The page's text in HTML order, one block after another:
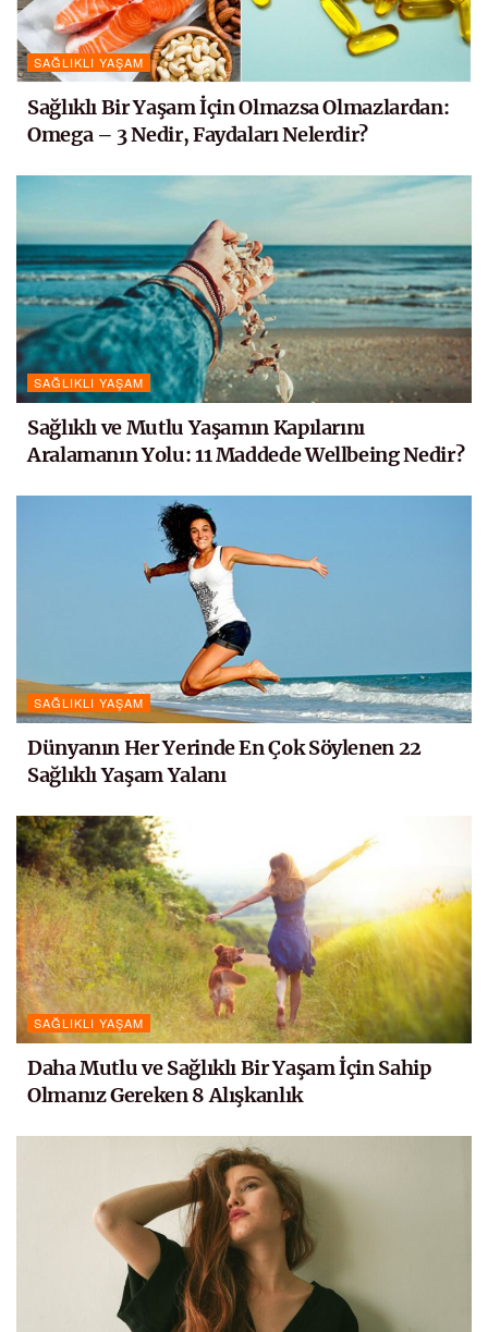
SAĞLIKLI YAŞAM
Sağlıklı Bir Yaşam İçin Olmazsa Olmazlardan:
Omega – 3 Nedir, Faydaları Nelerdir?
SAĞLIKLI YAŞAM
Sağlıklı ve Mutlu Yaşamın Kapılarını
Aralamanın Yolu: 11 Maddede Wellbeing Nedir?
SAĞLIKLI YAŞAM
Dünyanın Her Yerinde En Çok Söylenen 22
Sağlıklı Yaşam Yalanı
SAĞLIKLI YAŞAM
Daha Mutlu ve Sağlıklı Bir Yaşam İçin Sahip
Olmanız Gereken 8 Alışkanlık